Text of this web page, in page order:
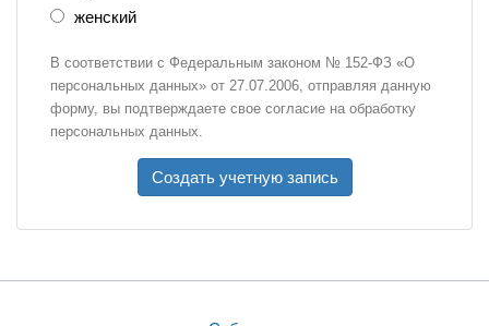
женский
В соответствии с Федеральным законом № 152-ФЗ «О
персональных данных» от 27.07.2006, отправляя данную
форму, вы подтверждаете свое согласие на обработку
персональных данных.
Создать учетную запись